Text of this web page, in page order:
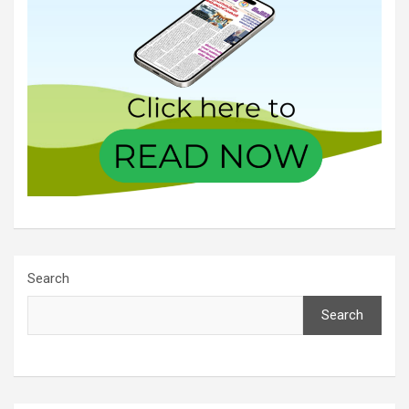
Search
Search